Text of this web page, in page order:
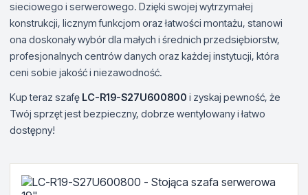
sieciowego i serwerowego. Dzięki swojej wytrzymałej
konstrukcji, licznym funkcjom oraz łatwości montażu, stanowi
ona doskonały wybór dla małych i średnich przedsiębiorstw,
profesjonalnych centrów danych oraz każdej instytucji, która
ceni sobie jakość i niezawodność.
Kup teraz szafę LC-R19-S27U600800 i zyskaj pewność, że
Twój sprzęt jest bezpieczny, dobrze wentylowany i łatwo
dostępny!